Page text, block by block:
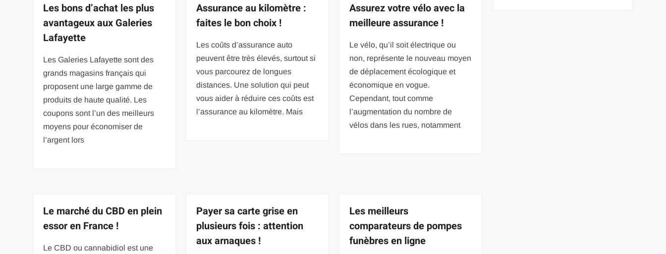
Les bons d’achat les plus
avantageux aux Galeries
Lafayette
Les Galeries Lafayette sont des
grands magasins français qui
proposent une large gamme de
produits de haute qualité. Les
coupons sont l’un des meilleurs
moyens pour économiser de
l’argent lors
Assurance au kilomètre :
faites le bon choix !
Les coûts d’assurance auto
peuvent être très élevés, surtout si
vous parcourez de longues
distances. Une solution qui peut
vous aider à réduire ces coûts est
l’assurance au kilomètre. Mais
Assurez votre vélo avec la
meilleure assurance !
Le vélo, qu’il soit électrique ou
non, représente le nouveau moyen
de déplacement écologique et
économique en vogue.
Cependant, tout comme
l’augmentation du nombre de
vélos dans les rues, notamment
Le marché du CBD en plein
essor en France !
Le CBD ou cannabidiol est une
Payer sa carte grise en
plusieurs fois : attention
aux arnaques !
Les meilleurs
comparateurs de pompes
funèbres en ligne